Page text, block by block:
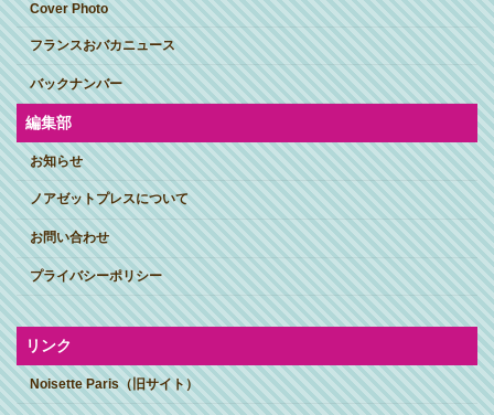
Cover Photo
フランスおバカニュース
バックナンバー
編集部
お知らせ
ノアゼットプレスについて
お問い合わせ
プライバシーポリシー
リンク
Noisette Paris（旧サイト）